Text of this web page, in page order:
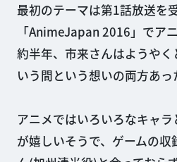
最初のテーマは第1話放送を
「AnimeJapan 2016」でア
約半年、市来さんはようやく
いう間という想いの両方あっ
アニメではいろいろなキャ
が嬉しいそうで、ゲームの